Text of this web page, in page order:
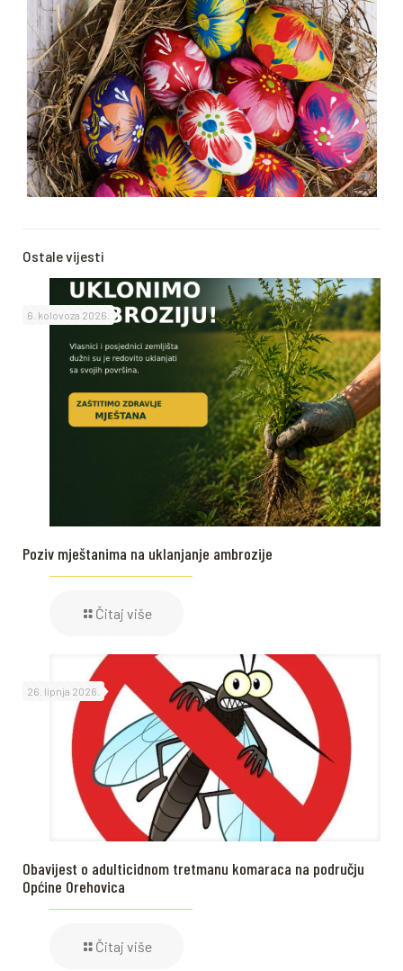
Ostale vijesti
6. kolovoza 2026.
Poziv mještanima na uklanjanje ambrozije
Čitaj više
26. lipnja 2026.
Obavijest o adulticidnom tretmanu komaraca na području
Općine Orehovica
Čitaj više